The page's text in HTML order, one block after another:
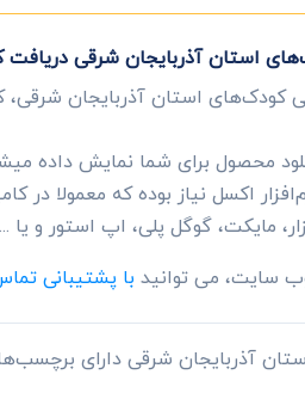
استان آذربایجان شرقی دریافت
کودک‌های استان آذربایجان
برای شما نمایش داده
اکسل نیاز بوده که معمولا
مایکت، گوگل پلی، اپ استور و یا
سایت، می توانید با پشتیبانی
آذربایجان شرقی دارای